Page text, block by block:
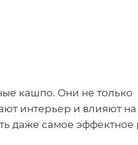
кашпо. Они не только
интерьер и влияют на
даже самое эффектное